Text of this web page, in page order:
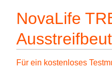
NovaLife
Für ein kostenloses